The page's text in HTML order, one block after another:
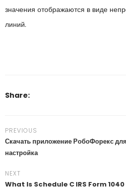
значения отображаются в виде
линий.
Share:
PREVIOUS
Скачать приложение РобоФорекс
настройка
NEXT
What Is Schedule C IRS Form